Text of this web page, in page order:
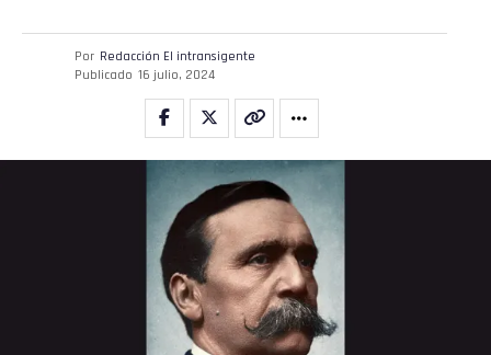
Por Redacción El intransigente
Publicado 16 julio, 2024